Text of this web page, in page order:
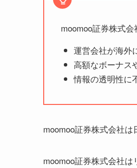
moomoo証券株式
運営会社が海外
高額なボーナス
情報の透明性に
moomoo証券株式会社は
moomoo証券株式会社